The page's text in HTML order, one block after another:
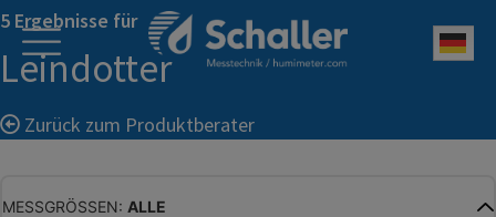
5 Ergebnisse für
Leindotter
Zurück zum Produktberater
MESSGRÖSSEN: ALLE